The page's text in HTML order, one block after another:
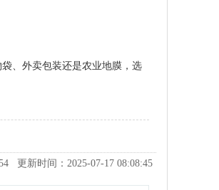
、外卖包装还是农业地膜，选
更新时间：2025-07-17 08:08:45